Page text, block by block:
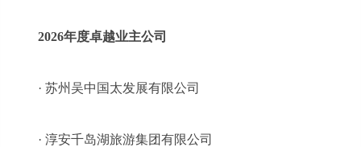
2026年度卓越业主公司
· 苏州吴中国太发展有限公司
· 淳安千岛湖旅游集团有限公司